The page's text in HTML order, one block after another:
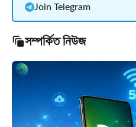
Join Telegram
সম্পর্কিত নিউজ